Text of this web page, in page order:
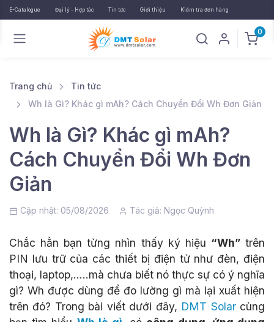
E-Catalogue Đại lý - Hợp tác Tin tức Giới thiệu Kiểm tra đơn hàng
0
Trang chủ
Tin tức
Wh là Gì? Khác gì mAh? Cách Chuyển Đổi Wh Đơn Giản
Wh là Gì? Khác gì mAh?
Cách Chuyển Đổi Wh Đơn
Giản
Cập nhật: 05/08/2026 Tác giả: Ngọc Quỳnh
Chắc hẳn bạn từng nhìn thấy ký hiệu “Wh”trên
PIN lưu trữ của các thiết bị điện tử như đèn, điện
thoại, laptop,.....mà chưa biết nó thực sự có ý nghĩa
gì? Wh được dùng để đo lường gì mà lại xuất hiện
trên đó? Trong bài viết dưới đây, DMT Solarcùng